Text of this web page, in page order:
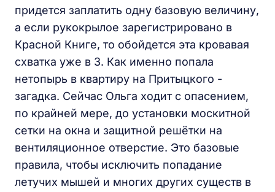
придется заплатить одну базовую величину,
а если рукокрылое зарегистрировано в
Красной Книге, то обойдется эта кровавая
схватка уже в 3. Как именно попала
нетопырь в квартиру на Притыцкого -
загадка. Сейчас Ольга ходит с опасением,
по крайней мере, до установки москитной
сетки на окна и защитной решётки на
вентиляционное отверстие. Это базовые
правила, чтобы исключить попадание
летучих мышей и многих других существ в